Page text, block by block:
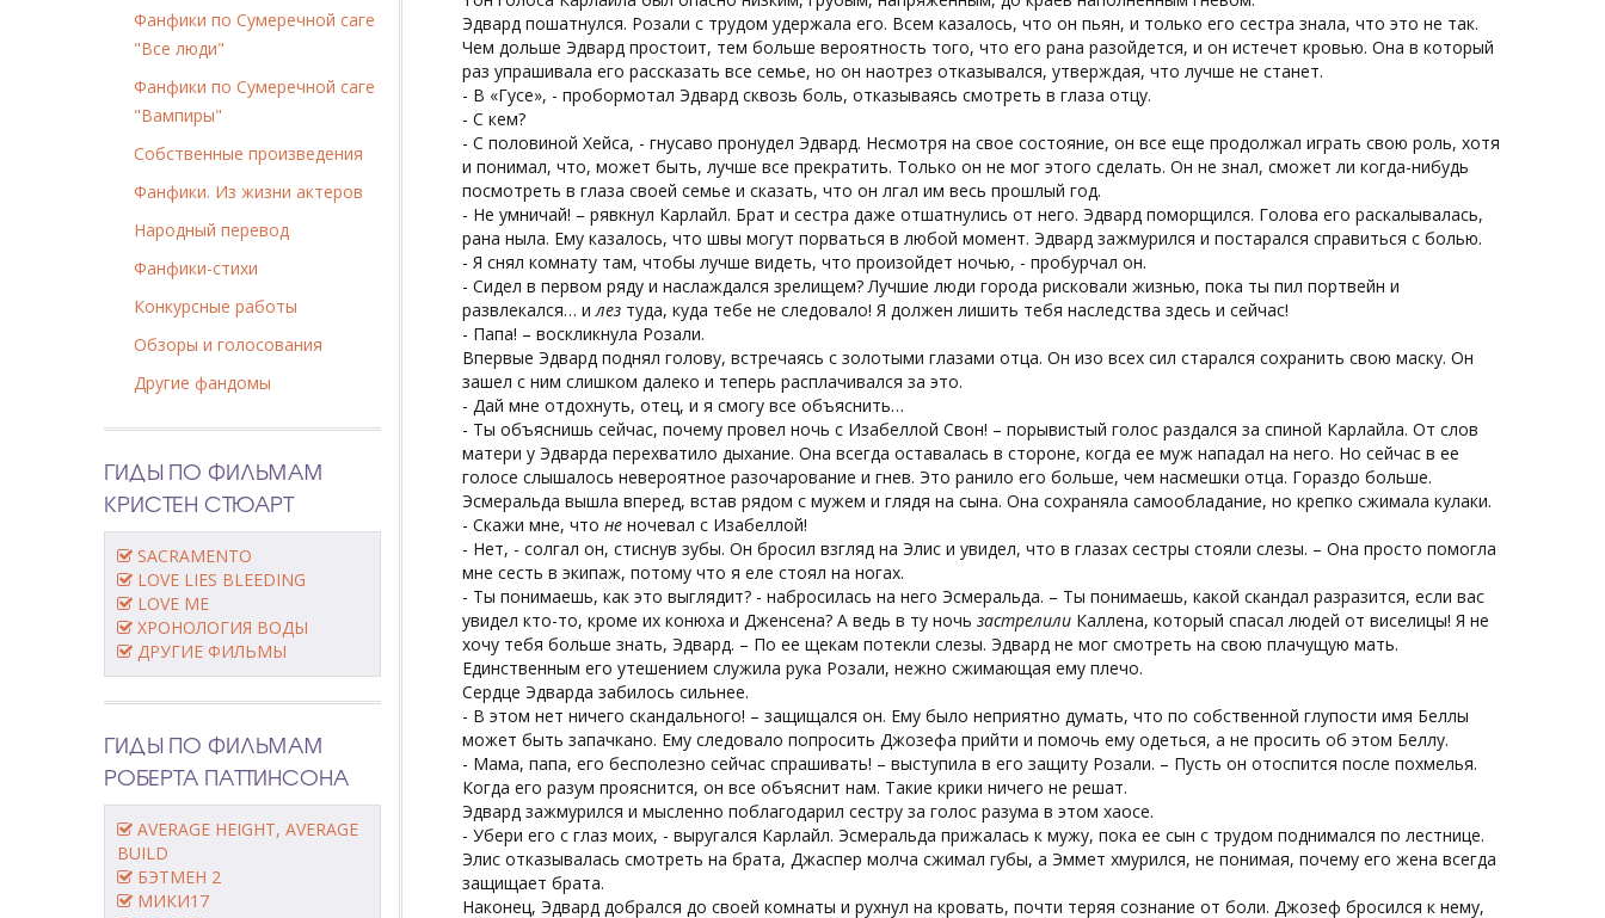
Эдвард пошатнулся. Розали с трудом удержала его. Всем казалось, что он пьян, и только его сестра знала, что это не так.
Чем дольше Эдвард простоит, тем больше вероятность того, что его рана разойдется, и он истечет кровью. Она в который
раз упрашивала его рассказать все семье, но он наотрез отказывался, утверждая, что лучше не станет.
- В «Гусе», - пробормотал Эдвард сквозь боль, отказываясь смотреть в глаза отцу.
- С кем?
- С половиной Хейса, - гнусаво пронудел Эдвард. Несмотря на свое состояние, он все еще продолжал играть свою роль, хотя
и понимал, что, может быть, лучше все прекратить. Только он не мог этого сделать. Он не знал, сможет ли когда-нибудь
посмотреть в глаза своей семье и сказать, что он лгал им весь прошлый год.
- Не умничай! – рявкнул Карлайл. Брат и сестра даже отшатнулись от него. Эдвард поморщился. Голова его раскалывалась,
рана ныла. Ему казалось, что швы могут порваться в любой момент. Эдвард зажмурился и постарался справиться с болью.
- Я снял комнату там, чтобы лучше видеть, что произойдет ночью, - пробурчал он.
- Сидел в первом ряду и наслаждался зрелищем? Лучшие люди города рисковали жизнью, пока ты пил портвейн и
развлекался… илез туда, куда тебе не следовало! Я должен лишить тебя наследства здесь и сейчас!
- Папа! – воскликнула Розали.
Впервые Эдвард поднял голову, встречаясь с золотыми глазами отца. Он изо всех сил старался сохранить свою маску. Он
зашел с ним слишком далеко и теперь расплачивался за это.
- Дай мне отдохнуть, отец, и я смогу все объяснить…
- Ты объяснишь сейчас, почему провел ночь с Изабеллой Свон! – порывистый голос раздался за спиной Карлайла. От слов
матери у Эдварда перехватило дыхание. Она всегда оставалась в стороне, когда ее муж нападал на него. Но сейчас в ее
голосе слышалось невероятное разочарование и гнев. Это ранило его больше, чем насмешки отца. Гораздо больше.
Эсмеральда вышла вперед, встав рядом с мужем и глядя на сына. Она сохраняла самообладание, но крепко сжимала кулаки.
- Скажи мне, что не ночевал с Изабеллой!
- Нет, - солгал он, стиснув зубы. Он бросил взгляд на Элис и увидел, что в глазах сестры стояли слезы. – Она просто помогла
мне сесть в экипаж, потому что я еле стоял на ногах.
- Ты понимаешь, как это выглядит? - набросилась на него Эсмеральда. – Ты понимаешь, какой скандал разразится, если вас
увидел кто-то, кроме их конюха и Дженсена? А ведь в ту ночь застрелили Каллена, который спасал людей от виселицы! Я не
хочу тебя больше знать, Эдвард. – По ее щекам потекли слезы. Эдвард не мог смотреть на свою плачущую мать.
Единственным его утешением служила рука Розали, нежно сжимающая ему плечо.
Сердце Эдварда забилось сильнее.
- В этом нет ничего скандального! – защищался он. Ему было неприятно думать, что по собственной глупости имя Беллы
может быть запачкано. Ему следовало попросить Джозефа прийти и помочь ему одеться, а не просить об этом Беллу.
- Мама, папа, его бесполезно сейчас спрашивать! – выступила в его защиту Розали. – Пусть он отоспится после похмелья.
Когда его разум прояснится, он все объяснит нам. Такие крики ничего не решат.
Эдвард зажмурился и мысленно поблагодарил сестру за голос разума в этом хаосе.
- Убери его с глаз моих, - выругался Карлайл. Эсмеральда прижалась к мужу, пока ее сын с трудом поднимался по лестнице.
Элис отказывалась смотреть на брата, Джаспер молча сжимал губы, а Эммет хмурился, не понимая, почему его жена всегда
защищает брата.
Наконец, Эдвард добрался до своей комнаты и рухнул на кровать, почти теряя сознание от боли. Джозеф бросился к нему,
Фанфики по Сумеречной саге
"Все люди"
Фанфики по Сумеречной саге
"Вампиры"
Собственные произведения
Фанфики. Из жизни актеров
Народный перевод
Фанфики-стихи
Конкурсные работы
Обзоры и голосования
Другие фандомы
ГИДЫ ПО ФИЛЬМАМ
КРИСТЕН СТЮАРТ
SACRAMENTO
LOVE LIES BLEEDING
LOVE ME
ХРОНОЛОГИЯ ВОДЫ
ДРУГИЕ ФИЛЬМЫ
ГИДЫ ПО ФИЛЬМАМ
РОБЕРТА ПАТТИНСОНА
AVERAGE HEIGHT, AVERAGE
BUILD
БЭТМЕН 2
МИКИ17